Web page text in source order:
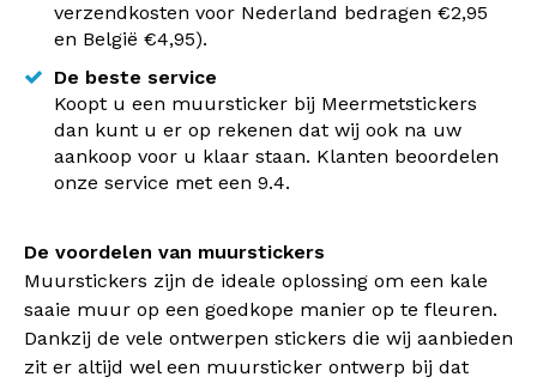
verzendkosten voor Nederland bedragen €2,95
en België €4,95).
De beste service
Koopt u een muursticker bij Meermetstickers
dan kunt u er op rekenen dat wij ook na uw
aankoop voor u klaar staan. Klanten beoordelen
onze service met een 9.4.
De voordelen van muurstickers
Muurstickers zijn de ideale oplossing om een kale
saaie muur op een goedkope manier op te fleuren.
Dankzij de vele ontwerpen stickers die wij aanbieden
zit er altijd wel een muursticker ontwerp bij dat